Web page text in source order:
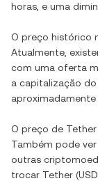
horas, e uma
O preço histórico
Atualmente,
com uma oferta
a capitalização
aproximadamente
O preço de Tether
Também pode
outras
trocar Tether (